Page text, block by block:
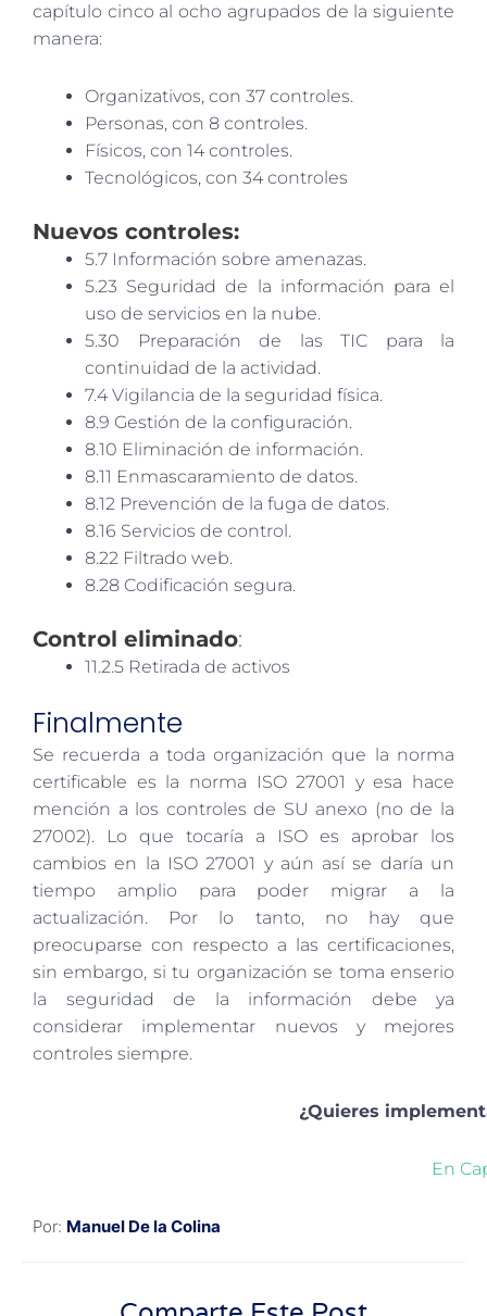
capítulo cinco al ocho agrupados de la siguiente
manera:
Organizativos, con 37 controles.
Personas, con 8 controles.
Físicos, con 14 controles.
Tecnológicos, con 34 controles
Nuevos controles:
5.7 Información sobre amenazas.
5.23 Seguridad de la información para el
uso de servicios en la nube.
5.30 Preparación de las TIC para la
continuidad de la actividad.
7.4 Vigilancia de la seguridad física.
8.9 Gestión de la configuración.
8.10 Eliminación de información.
8.11 Enmascaramiento de datos.
8.12 Prevención de la fuga de datos.
8.16 Servicios de control.
8.22 Filtrado web.
8.28 Codificación segura.
Control eliminado:
11.2.5 Retirada de activos
Finalmente
Se recuerda a toda organización que la norma
certificable es la norma ISO 27001 y esa hace
mención a los controles de SU anexo (no de la
27002). Lo que tocaría a ISO es aprobar los
cambios en la ISO 27001 y aún así se daría un
tiempo amplio para poder migrar a la
actualización. Por lo tanto, no hay que
preocuparse con respecto a las certificaciones,
sin embargo, si tu organización se toma enserio
la seguridad de la información debe ya
considerar implementar nuevos y mejores
controles siempre.
¿Quieres
En
Por: Manuel De la Colina